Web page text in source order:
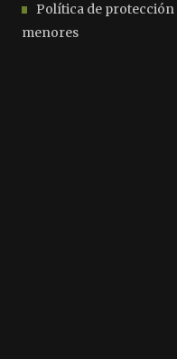
Política de protección
menores